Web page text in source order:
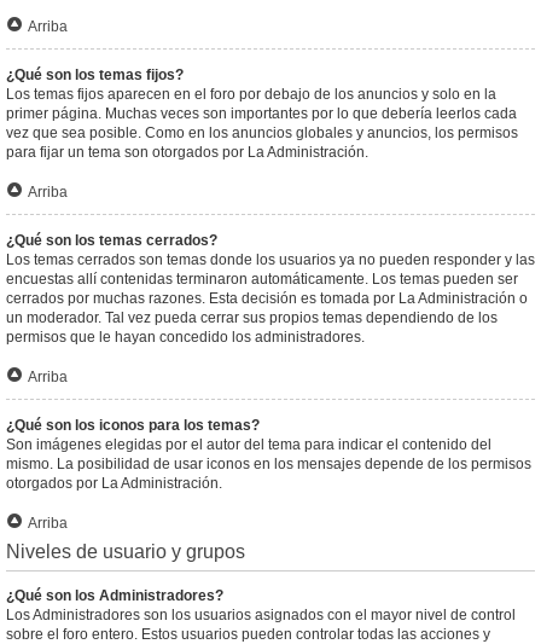
Arriba
¿Qué son los temas fijos?
Los temas fijos aparecen en el foro por debajo de los anuncios y solo en la
primer página. Muchas veces son importantes por lo que debería leerlos cada
vez que sea posible. Como en los anuncios globales y anuncios, los permisos
para fijar un tema son otorgados por La Administración.
Arriba
¿Qué son los temas cerrados?
Los temas cerrados son temas donde los usuarios ya no pueden responder y las
encuestas allí contenidas terminaron automáticamente. Los temas pueden ser
cerrados por muchas razones. Esta decisión es tomada por La Administración o
un moderador. Tal vez pueda cerrar sus propios temas dependiendo de los
permisos que le hayan concedido los administradores.
Arriba
¿Qué son los iconos para los temas?
Son imágenes elegidas por el autor del tema para indicar el contenido del
mismo. La posibilidad de usar iconos en los mensajes depende de los permisos
otorgados por La Administración.
Arriba
Niveles de usuario y grupos
¿Qué son los Administradores?
Los Administradores son los usuarios asignados con el mayor nivel de control
sobre el foro entero. Estos usuarios pueden controlar todas las acciones y